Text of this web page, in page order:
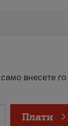
внесете го
Плати